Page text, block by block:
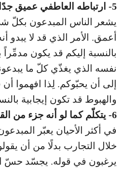
5- ارتباطه العاطفي عميق جدًا
يشعر الناس المبدعون
أعمق. الأمر الذي قد لا
بالنسبة إليكم قد يكون
نفسه الذي يغذّي كلّ ما
إلى أن يحبّوكم. لِذا افهموا
والهبوط قد تكون إيجابية
6- يتكلّم كما لو أنه جزء من القصّة
في أكثر الأحيان يعبّر
خلال التجارب بدلًا من أن
يرغبون في قوله. يجسّد حسّ